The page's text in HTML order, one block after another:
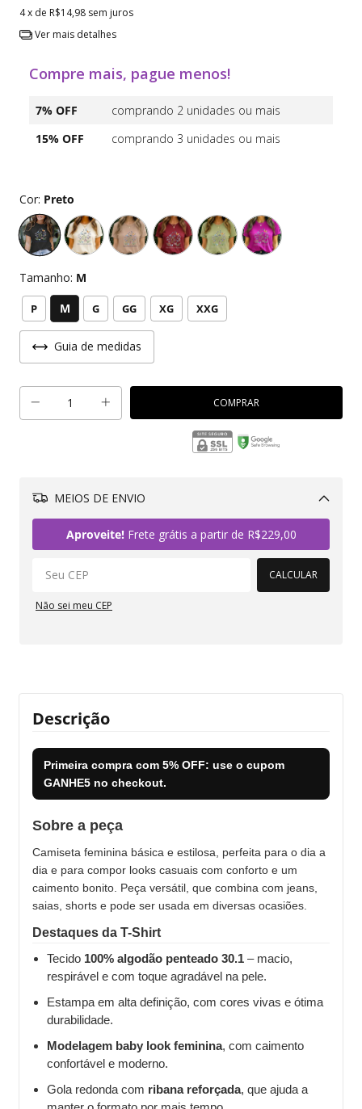
4x de R$14,98 sem juros
Ver mais detalhes
Compre mais, pague menos!
7% OFF
comprando 2 unidades ou mais
15% OFF
comprando 3 unidades ou mais
Cor: Preto
Tamanho: M
P M G GG XG XXG
Guia de medidas
MEIOS DE ENVIO
Aproveite!Frete grátis a partir de R$229,00
CALCULAR
Não sei meu CEP
Descrição
Primeira compra com 5% OFF: use o cupom
GANHE5 no checkout.
Sobre a peça
Camiseta feminina básica e estilosa, perfeita para o dia a
dia e para compor looks casuais com conforto e um
caimento bonito. Peça versátil, que combina com jeans,
saias, shorts e pode ser usada em diversas ocasiões.
Destaques da T-Shirt
Tecido 100% algodão penteado 30.1 – macio,
respirável e com toque agradável na pele.
Estampa em alta definição, com cores vivas e ótima
durabilidade.
Modelagem baby look feminina, com caimento
confortável e moderno.
Gola redonda com ribana reforçada, que ajuda a